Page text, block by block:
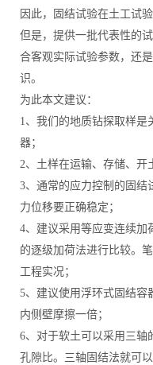
因此，固结试验在土工试
但是，提供一批代表性的
合客观实际试验参数，还
识。
为此本文建议：
1、我们的地质钻探取样是
器；
2、土样在运输、存储、开
3、通常的应力控制的固结
力位移要正确稳定；
4、建议采用等应变连续加
的逐级加荷法进行比较。
工程实况；
5、建议使用浮环式固结容
内侧壁摩擦一倍；
6、对于软土可以采用三轴
孔隙比。三轴固结法就可